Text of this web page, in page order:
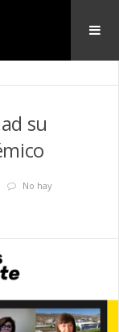
su
No hay